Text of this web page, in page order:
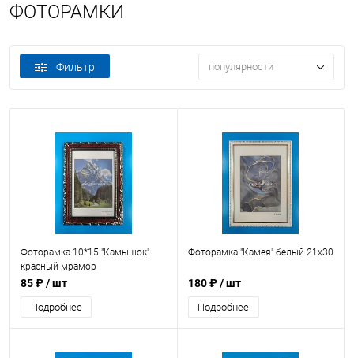
ФОТОРАМКИ
Фильтр популярности
Фоторамка 10*15 "Камышок"
красный мрамор
85 ₽/ шт
Подробнее
Фоторамка "Камея" белый 21х30
180 ₽/ шт
Подробнее